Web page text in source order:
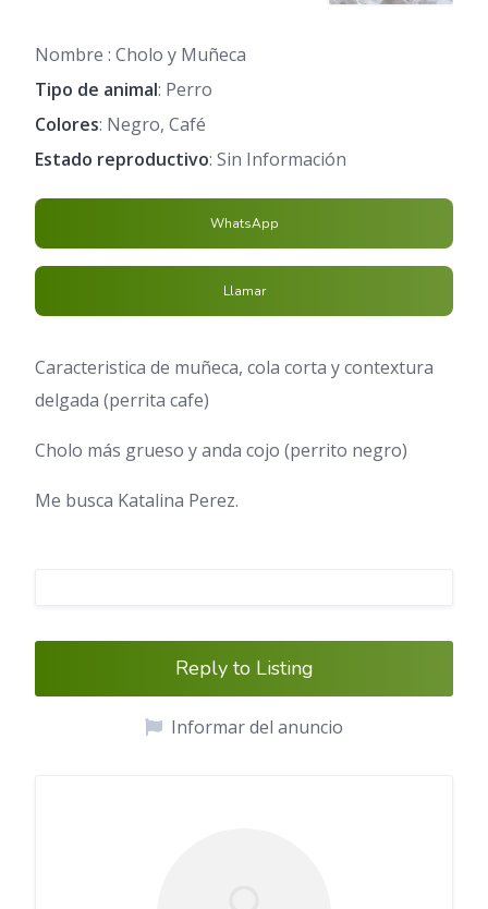
Nombre : Cholo y Muñeca
Tipo de animal: Perro
Colores: Negro, Café
Estado reproductivo: Sin Información
WhatsApp
Llamar
Caracteristica de muñeca, cola corta y contextura
delgada (perrita cafe)
Cholo más grueso y anda cojo (perrito negro)
Me busca Katalina Perez.
Reply to Listing
Informar del anuncio